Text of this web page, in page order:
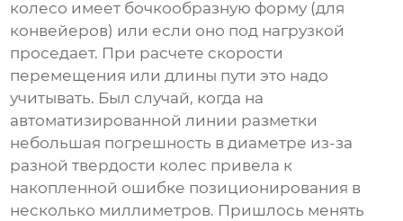
колесо имеет бочкообразную форму (для
конвейеров) или если оно под нагрузкой
проседает. При расчете скорости
перемещения или длины пути это надо
учитывать. Был случай, когда на
автоматизированной линии разметки
небольшая погрешность в диаметре из-за
разной твердости колес привела к
накопленной ошибке позиционирования в
несколько миллиметров. Пришлось менять